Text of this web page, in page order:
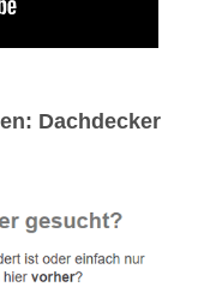
Dachdecker